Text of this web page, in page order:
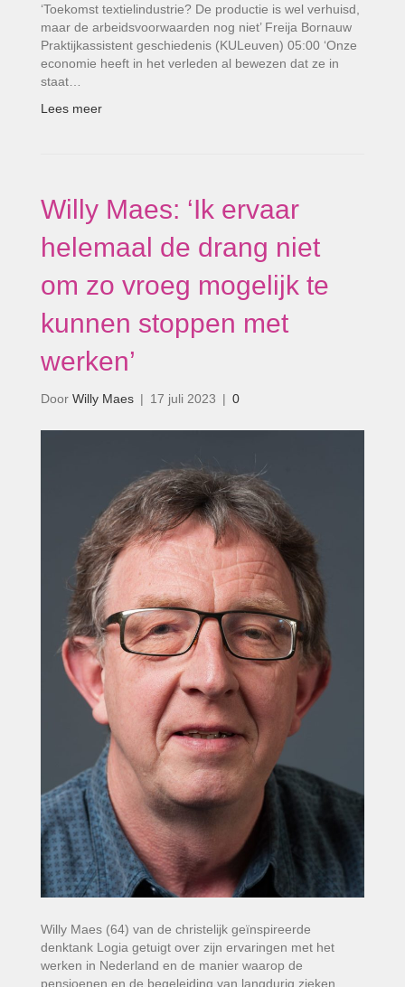
‘Toekomst textielindustrie? De productie is wel verhuisd,
maar de arbeidsvoorwaarden nog niet’ Freija Bornauw
Praktijkassistent geschiedenis (KULeuven) 05:00 ‘Onze
economie heeft in het verleden al bewezen dat ze in
staat…
Lees meer
Willy Maes: ‘Ik ervaar
helemaal de drang niet
om zo vroeg mogelijk te
kunnen stoppen met
werken’
Door Willy Maes | 17 juli 2023 | 0
Willy Maes (64) van de christelijk geïnspireerde
denktank Logia getuigt over zijn ervaringen met het
werken in Nederland en de manier waarop de
pensioenen en de begeleiding van langdurig zieken…